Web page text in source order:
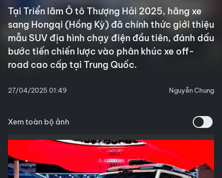
Tại Triển lãm Ô tô Thượng Hải 2025, hãng xe
sang Hongqi (Hồng Kỳ) đã chính thức giới thiệu
mẫu SUV địa hình chạy điện đầu tiên, đánh dấu
bước tiến chiến lược vào phân khúc xe off-
road cao cấp tại Trung Quốc.
27/04/2025 01:49 Nguyễn Chung
Xem toàn bộ ảnh